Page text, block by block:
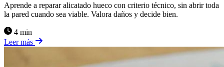
Aprende a reparar alicatado hueco con criterio técnico, sin abrir toda
la pared cuando sea viable. Valora daños y decide bien.
4 min
Leer más